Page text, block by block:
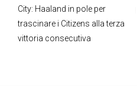
City: Haaland in pole per
trascinare i Citizens alla terza
vittoria consecutiva